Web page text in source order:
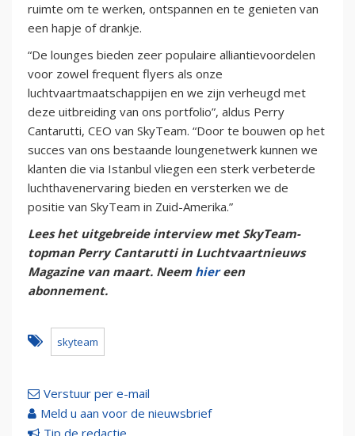
ruimte om te werken, ontspannen en te genieten van
een hapje of drankje.
“De lounges bieden zeer populaire alliantievoordelen
voor zowel frequent flyers als onze
luchtvaartmaatschappijen en we zijn verheugd met
deze uitbreiding van ons portfolio”, aldus Perry
Cantarutti, CEO van SkyTeam. “Door te bouwen op het
succes van ons bestaande loungenetwerk kunnen we
klanten die via Istanbul vliegen een sterk verbeterde
luchthavenervaring bieden en versterken we de
positie van SkyTeam in Zuid-Amerika.”
Lees het uitgebreide interview met SkyTeam-
topman Perry Cantarutti in Luchtvaartnieuws
Magazine van maart. Neem hiereen
abonnement.
skyteam
Verstuur per e-mail
Meld u aan voor de nieuwsbrief